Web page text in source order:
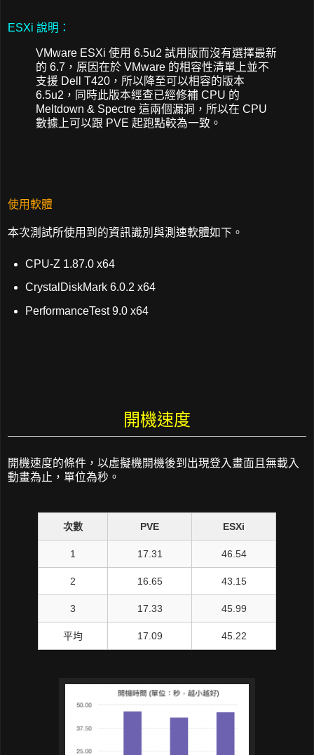
ESXi 說明：
VMware ESXi 使用 6.5u2 試用版而沒有選擇最新
的 6.7，原因在於 VMware 的相容性清單上並不
支援 Dell T420，所以降至可以相容的版本
6.5u2，同時此版本經查已經修補 CPU 的
Meltdown & Spectre 這兩個漏洞，所以在 CPU
數據上可以跟 PVE 起跑點較為一致。
使用軟體
本次測試所使用到的資訊識別與測速軟體如下。
CPU-Z 1.87.0 x64
CrystalDiskMark 6.0.2 x64
PerformanceTest 9.0 x64
開機速度
開機速度的條件，以虛擬機開機後到出現登入畫面且無載入
動畫為止，單位為秒。
次數 PVE ESXi
1 17.31 46.54
2 16.65 43.15
3 17.33 45.99
平均 17.09 45.22